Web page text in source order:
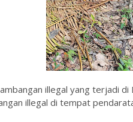
illegal yang terjadi
illegal di tempat